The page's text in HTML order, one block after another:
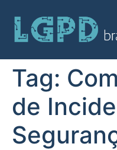
Tag:
de